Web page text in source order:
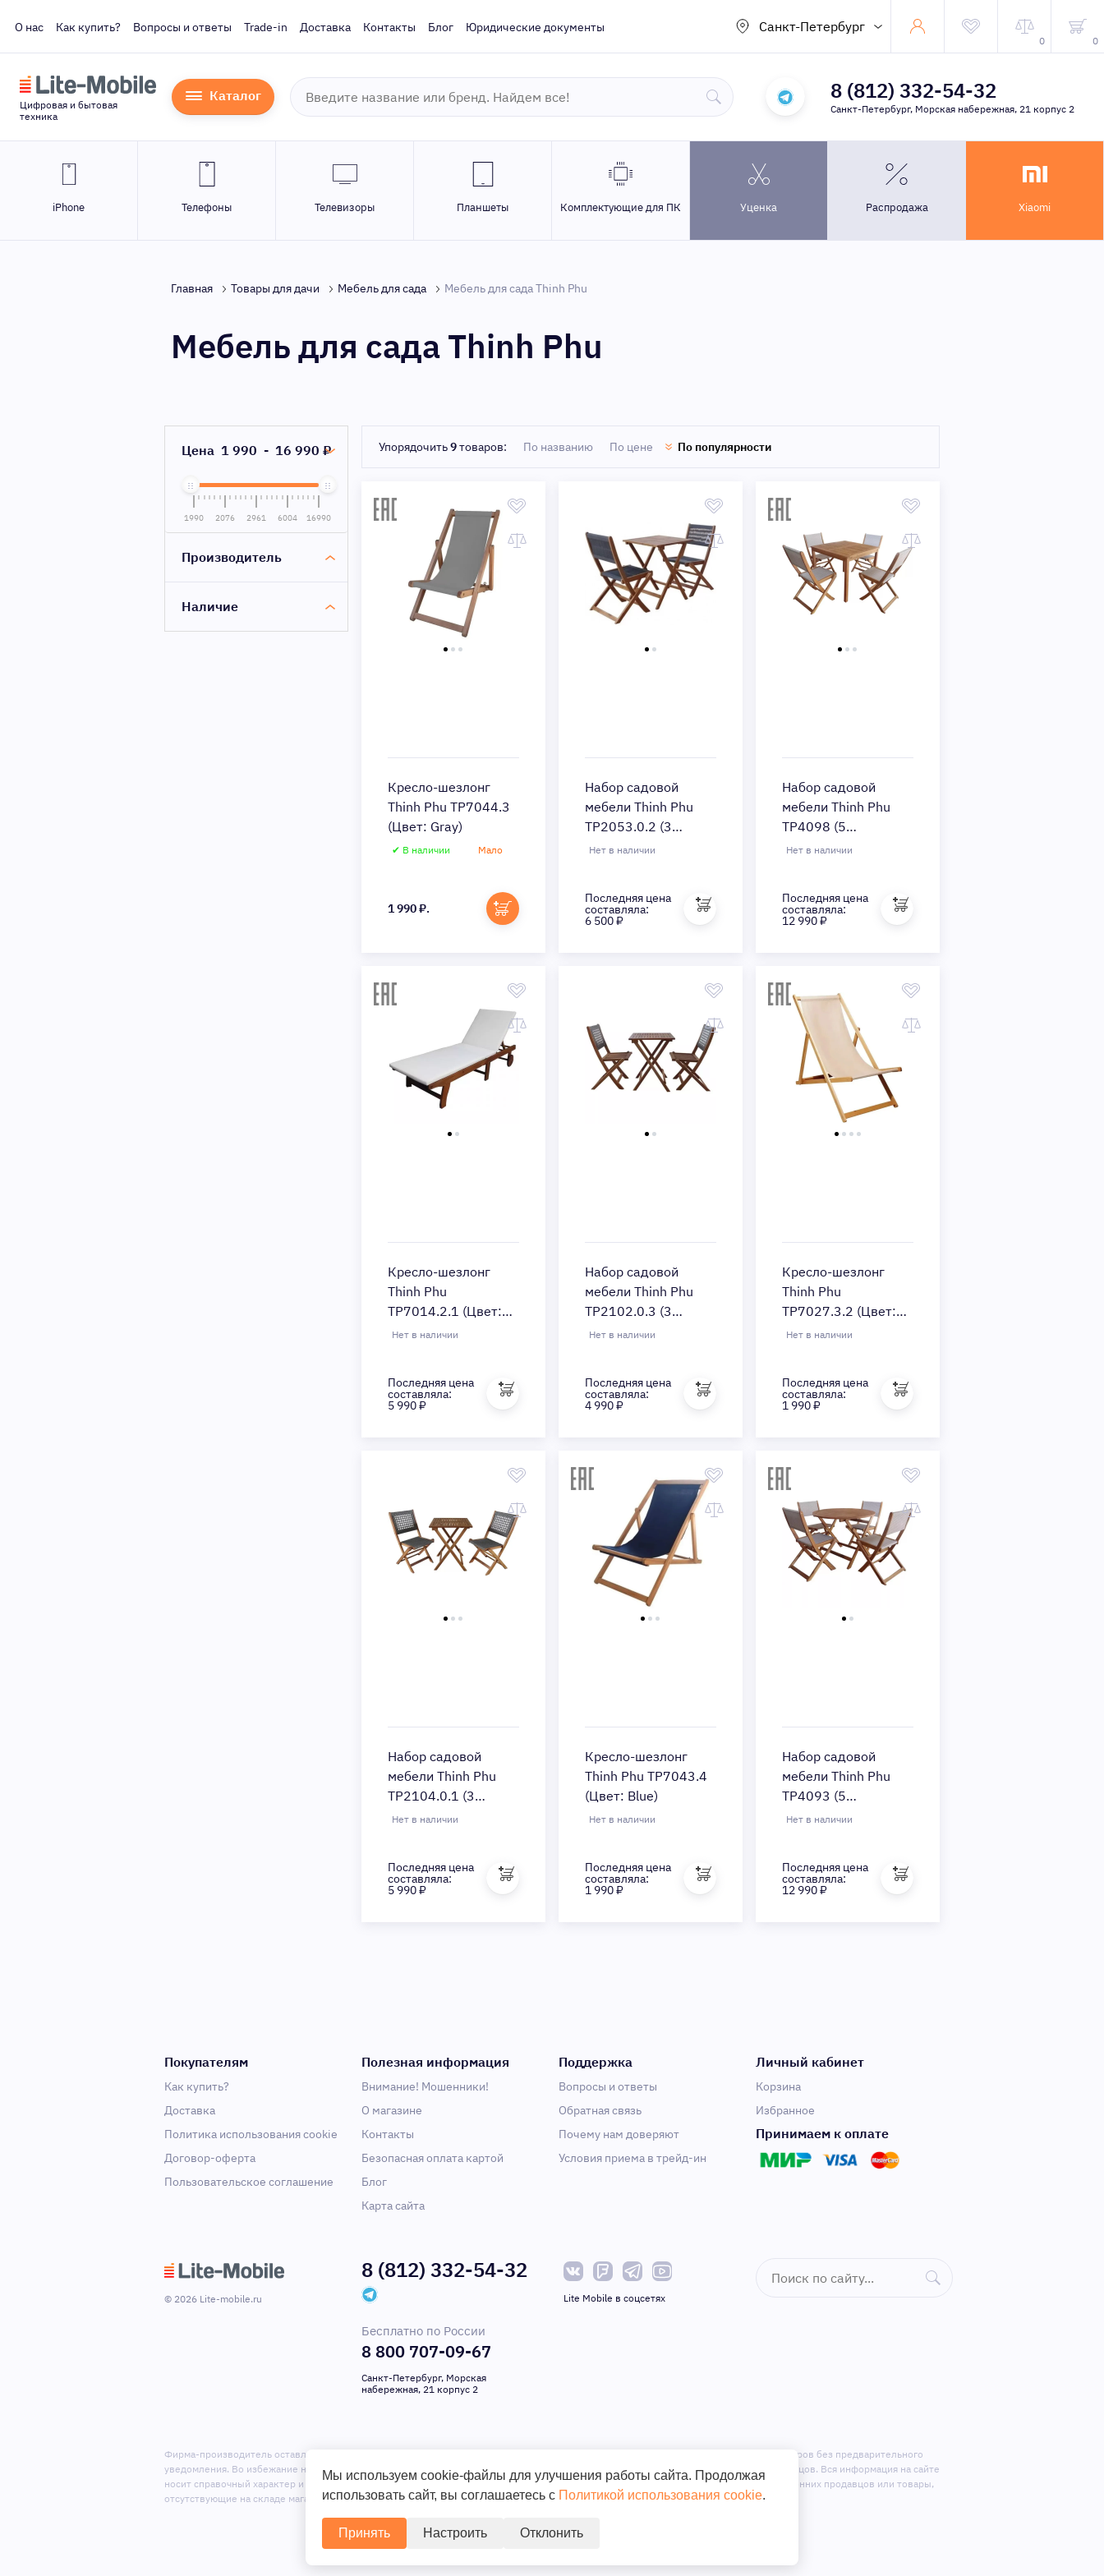
О нас Как купить? Вопросы и ответы Trade-in Доставка Контакты Блог Юридические документы Санкт-Петербург
0 0
Цифровая и бытовая
техника
Каталог 8 (812) 332-54-32
Санкт-Петербург, Морская набережная, 21 корпус 2
iPhone Телефоны Телевизоры Планшеты Комплектующие для ПК Уценка Распродажа Xiaomi
Главная Товары для дачи Мебель для сада Мебель для сада Thinh Phu
Мебель для сада Thinh Phu
Цена 1 990 - 16 990 ₽
1990 2076 2961 6004 16990
Производитель
Наличие
Упорядочить9товаров: По названию По цене По популярности
Кресло-шезлонг
Thinh Phu TP7044.3
(Цвет: Gray)
✔ В наличии Мало
1 990 ₽.
Набор садовой
мебели Thinh Phu
TP2053.0.2 (3
предмета) (Цвет:
Нет в наличии
Последняя цена
составляла:
6 500 ₽
Набор садовой
мебели Thinh Phu
TP4098 (5
предметов) (Цвет:
Нет в наличии
Последняя цена
составляла:
12 990 ₽
Быстрый просмотр
Кресло-шезлонг
Thinh Phu
TP7014.2.1 (Цвет:
Brown)
Нет в наличии
Последняя цена
составляла:
5 990 ₽
Быстрый просмотр
Набор садовой
мебели Thinh Phu
TP2102.0.3 (3
предмета) (Цвет:
Нет в наличии
Последняя цена
составляла:
4 990 ₽
Быстрый просмотр
Кресло-шезлонг
Thinh Phu
TP7027.3.2 (Цвет:
Beige)
Нет в наличии
Последняя цена
составляла:
1 990 ₽
Быстрый просмотр
Набор садовой
мебели Thinh Phu
TP2104.0.1 (3
предмета) (Цвет:
Нет в наличии
Последняя цена
составляла:
5 990 ₽
Быстрый просмотр
Кресло-шезлонг
Thinh Phu TP7043.4
(Цвет: Blue)
Нет в наличии
Последняя цена
составляла:
1 990 ₽
Быстрый просмотр
Набор садовой
мебели Thinh Phu
TP4093 (5
предметов) (Цвет:
Нет в наличии
Последняя цена
составляла:
12 990 ₽
Покупателям
Как купить?
Доставка
Политика использования cookie
Договор-оферта
Пользовательское соглашение
Полезная информация
Внимание! Мошенники!
О магазине
Контакты
Безопасная оплата картой
Блог
Карта сайта
Поддержка
Вопросы и ответы
Обратная связь
Почему нам доверяют
Условия приема в трейд-ин
Личный кабинет
Корзина
Избранное
Принимаем к оплате
© 2026 Lite-mobile.ru
8 (812) 332-54-32
Бесплатно по России
8 800 707-09-67
Санкт-Петербург, Морская
набережная, 21 корпус 2
Lite Mobile в соцсетях
Фирма-производитель оставляет за собой право на внесение изменений в программное обеспечение, дизайн и комплектацию приборов без предварительного
уведомления. Во избежание недоразумений при покупке приборов уточняйте информацию о комплектации, наличию и цене у продавцов. Вся информация на сайте
носит справочный характер и не является публичной офертой. Сайт является маркет-плейсом и может содержать предложения сторонних продавцов или товары,
отсутствующие на складе магазина.
Мы используем cookie-файлы для улучшения работы сайта. Продолжая
использовать сайт, вы соглашаетесь с Политикой использования cookie.
Принять Настроить Отклонить